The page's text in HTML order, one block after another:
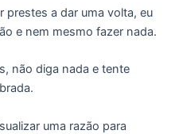
prestes a dar uma volta, eu
e nem mesmo fazer nada.
não diga nada e tente
uma razão para